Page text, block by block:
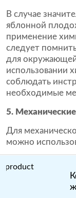
В случае
яблонной
применение
следует
для окружающей
использовании
соблюдать
необходимые
5.
Для
можно